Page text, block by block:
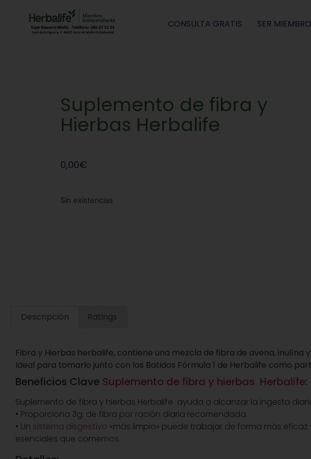
CONSULTA GRATIS SER
Suplemento de fibra y
Hierbas Herbalife
0,00€
Sin existencias
Descripción Ratings
Fibra y Hierbas herbalife, contiene una mezcla de fibra de avena, inulína
Ideal para tomarlo junto con los Batidos Fórmula 1 de Herbalife como
Beneficios Clave Suplemento de fibra y hierbas Herbalife:
Suplemento de fibra y hierbas Herbalife ayuda a alcanzar la ingesta
• Proporciona 3g. de fibra por ración diaria recomendada.
• Un sistema disgestívo «más limpio» puede trabajar de forma más
esenciales que comemos.